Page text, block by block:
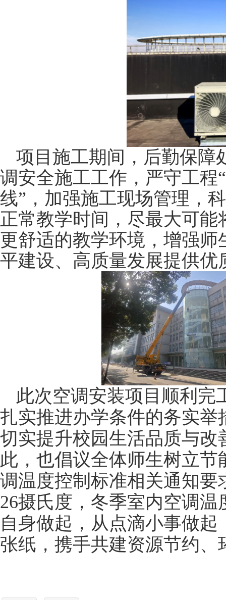
项目 施工期间， 后勤保障
调安全施工工作，严守工程
线”，加强施工现场管理，
正常教学时间，尽最大可
更舒适的教学环境，增强
平建设、高质量发展提供优
此次空调安装项目顺利完
扎实推进办学条件的务实
切实提升校园生活品质与改
此，也倡议全体师生树立
调温度控制标准相关通知
26摄氏度，冬季室内空调
自身做起，从点滴小事做
张纸，携手共建资源节约